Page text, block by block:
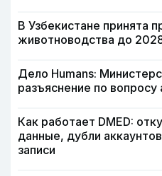
В Узбекистане принята
животноводства до
Дело Humans:
разъяснение по вопросу
Как работает DMED:
данные, дубли
записи